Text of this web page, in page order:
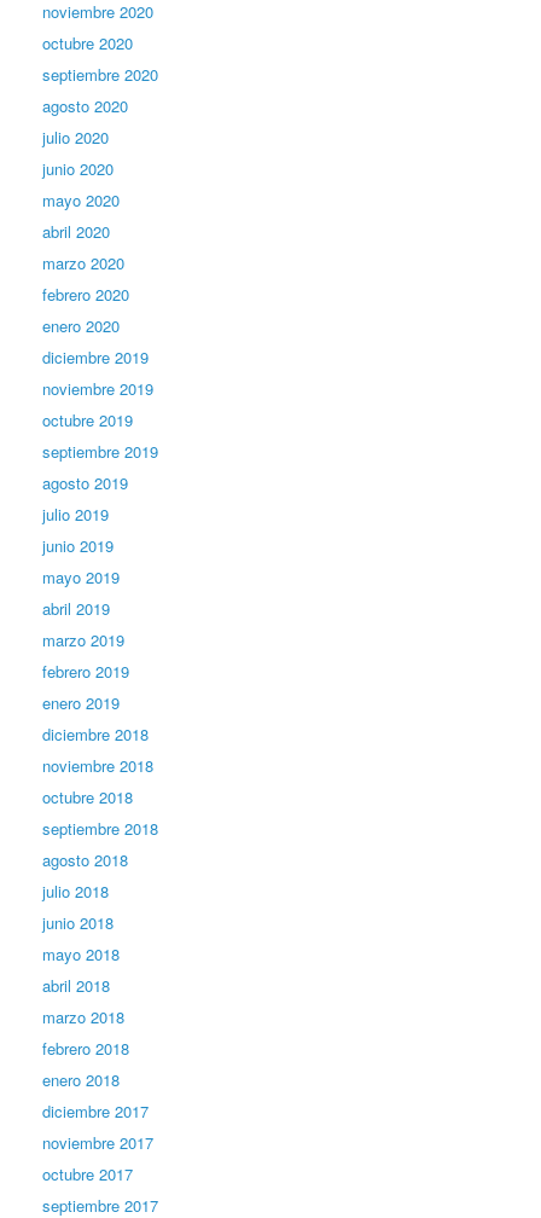
noviembre 2020
octubre 2020
septiembre 2020
agosto 2020
julio 2020
junio 2020
mayo 2020
abril 2020
marzo 2020
febrero 2020
enero 2020
diciembre 2019
noviembre 2019
octubre 2019
septiembre 2019
agosto 2019
julio 2019
junio 2019
mayo 2019
abril 2019
marzo 2019
febrero 2019
enero 2019
diciembre 2018
noviembre 2018
octubre 2018
septiembre 2018
agosto 2018
julio 2018
junio 2018
mayo 2018
abril 2018
marzo 2018
febrero 2018
enero 2018
diciembre 2017
noviembre 2017
octubre 2017
septiembre 2017